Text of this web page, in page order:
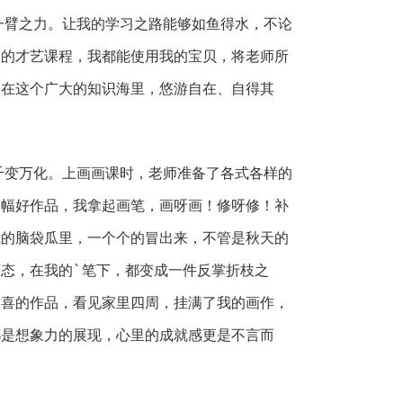
之力。让我的学习之路能够如鱼得水，不论
才艺课程，我都能使用我的宝贝，将老师所
这个广大的知识海里，悠游自在、自得其
万化。上画画课时，老师准备了各式各样的
好作品，我拿起画笔，画呀画！修呀修！补
脑袋瓜里，一个个的冒出来，不管是秋天的
，在我的`笔下，都变成一件反掌折枝之
的作品，看见家里四周，挂满了我的画作，
想象力的展现，心里的成就感更是不言而